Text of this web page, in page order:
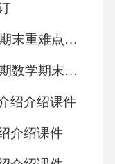
物设定及参
并提交甲方
交的剧本版
符合整体剧
导向。乙方
2026年人教版三年级科学期末重难点拔高试卷（含答案可下载）
2026年人教版高二第二学期数学期末全真冲刺密卷（附答案可下载）
绍介绍课件
介绍课件